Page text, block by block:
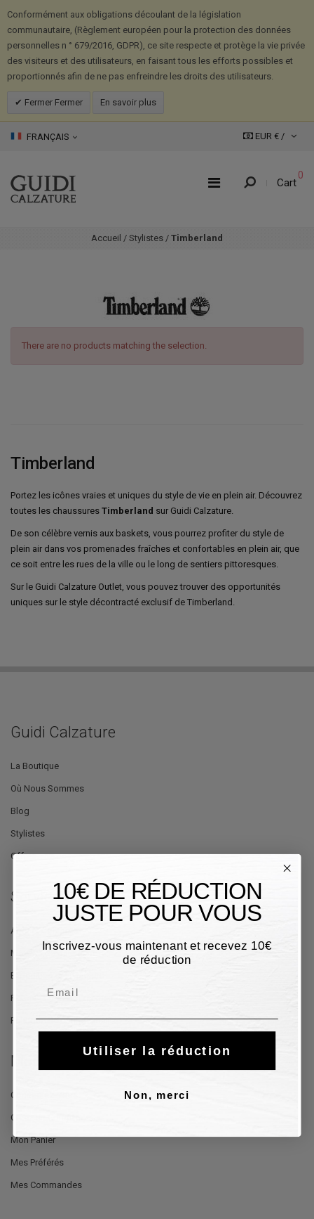
Conformément aux obligations découlant de la législation
communautaire, (Règlement européen pour la protection des données
personnelles n ° 679/2016, GDPR), ce site respecte et protège la vie privée
des visiteurs et des utilisateurs, en faisant tous les efforts possibles et
proportionnés afin de ne pas enfreindre les droits des utilisateurs.
Fermer Fermer En savoir plus
FRANÇAIS EUR € /
Cart
0
Accueil / Stylistes / Timberland
There are no products matching the selection.
Timberland
Portez les icônes vraies et uniques du style de vie en plein air. Découvrez
toutes les chaussures Timberland sur Guidi Calzature.
De son célèbre vernis aux baskets, vous pourrez profiter du style de
plein air dans vos promenades fraîches et confortables en plein air, que
ce soit entre les rues de la ville ou le long de sentiers pittoresques.
Sur le Guidi Calzature Outlet, vous pouvez trouver des opportunités
uniques sur le style décontracté exclusif de Timberland.
Guidi Calzature
La Boutique
Où Nous Sommes
Blog
Stylistes
Offres
Service Client
Aide et Contacts
Moyens de paiement
Expédition et Livraison
Retour et Remboursement
Politique de confidentialité
Mon Compte
Connectez-Vous
Créez un Compte
Mon Panier
Mes Préférés
Mes Commandes
10€ DE RÉDUCTION
JUSTE POUR VOUS
Inscrivez-vous maintenant et recevez 10€
de réduction
Utiliser la réduction
Non, merci